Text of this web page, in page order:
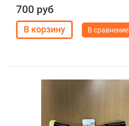
700 руб
В сравнение